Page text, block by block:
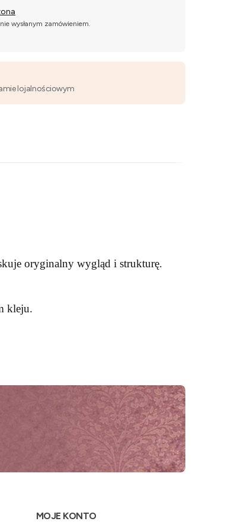
wysłanym zamówieniem.
lojalnościowym
oryginalny wygląd i strukturę.
kleju.
MOJE KONTO